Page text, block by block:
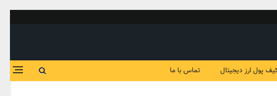
پول ارز دیجیتال تماس با ما